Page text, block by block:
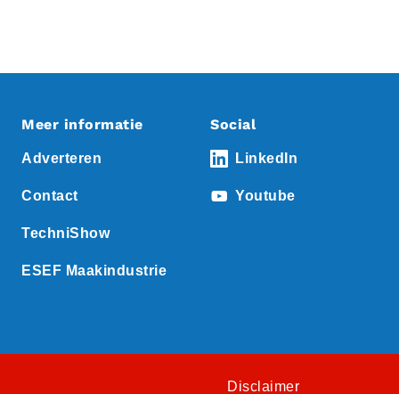
Meer informatie
Adverteren
Contact
TechniShow
ESEF Maakindustrie
Social
LinkedIn
Youtube
Disclaimer